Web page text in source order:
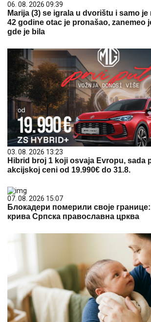
06. 08. 2026 09:39
Marija (3) se igrala u dvorištu i samo
42 godine otac je pronašao, zanemeo
gde je bila
03. 08. 2026 13:23
Hibrid broj 1 koji osvaja Evropu, sada
akcijskoj ceni od 19.990€ do 31.8.
07. 08. 2026 15:07
Блокадери померили своје
крива Српска православна црква